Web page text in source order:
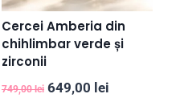
Cercei Amberia din
chihlimbar verde și
zirconii
749,00lei Prețul
649,00 lei